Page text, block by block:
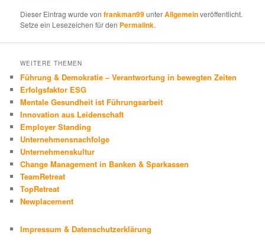
Dieser Eintrag wurde vonfrankman99unterAllgemeinveröffentlicht.
Setze ein Lesezeichen für den Permalink.
WEITERE THEMEN
Führung & Demokratie – Verantwortung in bewegten Zeiten
Erfolgsfaktor ESG
Mentale Gesundheit ist Führungsarbeit
Innovation aus Leidenschaft
Employer Standing
Unternehmensnachfolge
Unternehmenskultur
Change Management in Banken & Sparkassen
TeamRetreat
TopRetreat
Newplacement
Impressum & Datenschutzerklärung